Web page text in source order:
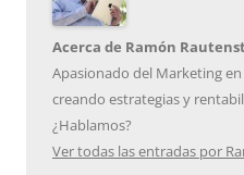
Acerca de Ramón
Apasionado del Marketing
creando estrategias y
¿Hablamos?
Ver todas las entradas por